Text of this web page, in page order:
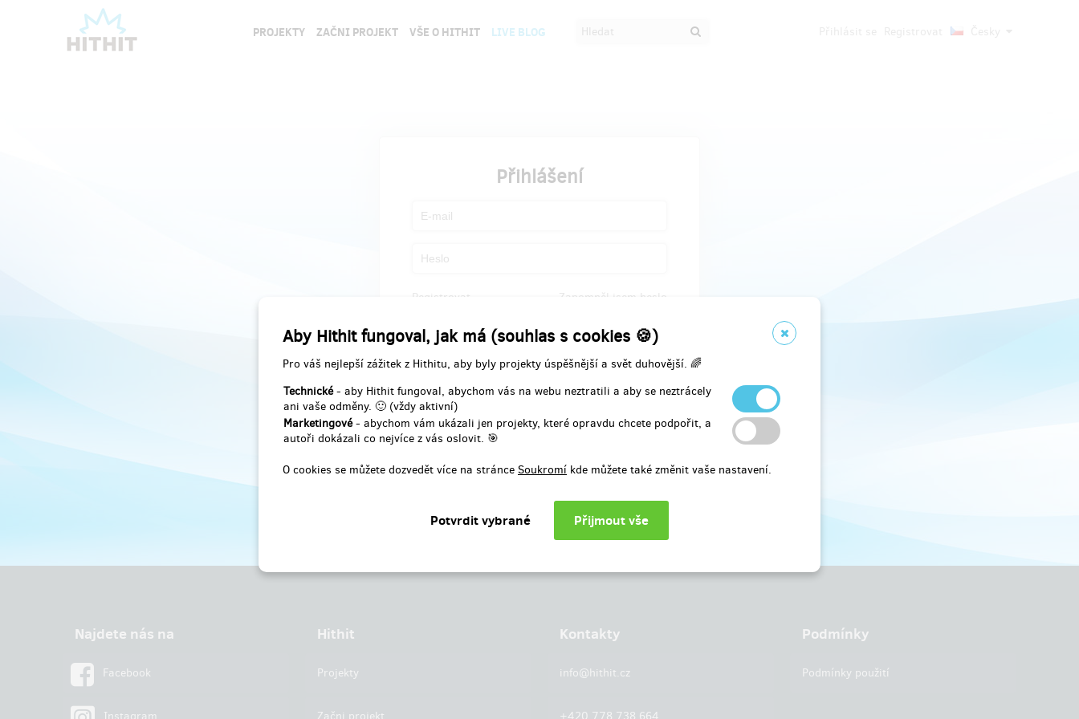
Aby Hithit fungoval, jak má (souhlas s cookies 🍪)
Pro váš nejlepší zážitek z Hithitu, aby byly projekty úspěšnější a svět duhovější. 🌈
Technické- aby Hithit fungoval, abychom vás na webu neztratili a aby se neztrácely
ani vaše odměny. 🙂 (vždy aktivní)
Marketingové- abychom vám ukázali jen projekty, které opravdu chcete podpořit, a
autoři dokázali co nejvíce z vás oslovit. 🎯
O cookies se můžete dozvedět více na stránce Soukromí kde můžete také změnit vaše nastavení.
PROJEKTY ZAČNI PROJEKT VŠE O HITHIT LIVE BLOG
Přihlášení
Registrovat Zapomněl jsem heslo
Najdete nás na
Facebook
Hithit
Projekty
Kontakty
info@hithit.cz
Podmínky
Podmínky použití